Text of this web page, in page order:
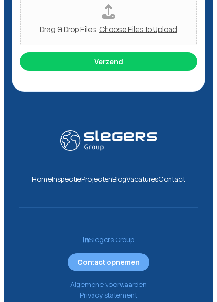
Drag & Drop Files, Choose Files to Upload
Verzend
HomeInspectieProjectenBlogVacaturesContact
Slegers Group
Contact opnemen
Algemene voorwaarden
Privacy statement